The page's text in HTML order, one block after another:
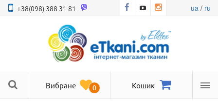
+38(098) 388 31 81 ua/ ru
Вибране 0 Кошик